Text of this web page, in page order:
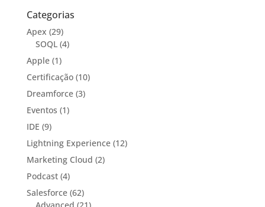
Categorias
Apex (29)
SOQL(4)
Apple(1)
Certificação(10)
Dreamforce(3)
Eventos (1)
IDE (9)
Lightning Experience(12)
Marketing Cloud (2)
Podcast(4)
Salesforce(62)